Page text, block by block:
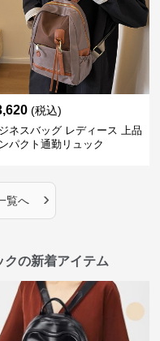
(税込)
ネスバッグ レディース 上品
パクト通勤リュック
覧へ ›
クの新着アイテム